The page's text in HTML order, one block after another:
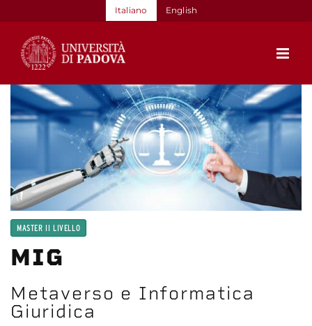
contenuto
Italiano English
MASTER II LIVELLO
MIG
Metaverso e Informatica
Giuridica